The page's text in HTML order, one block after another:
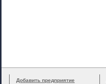
Добавить предприятие